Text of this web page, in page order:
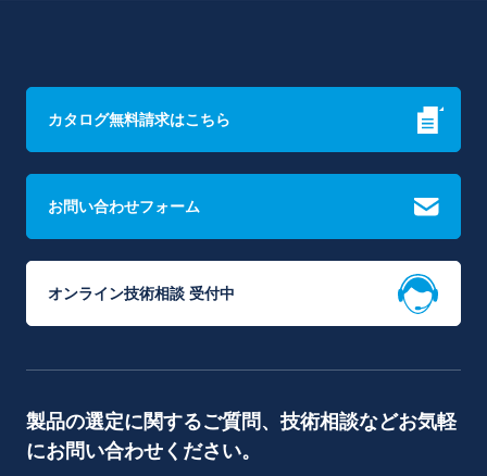
カタログ無料請求はこちら
お問い合わせフォーム
オンライン技術相談 受付中
製品の選定に関するご質問、技術相談などお気軽
にお問い合わせください。